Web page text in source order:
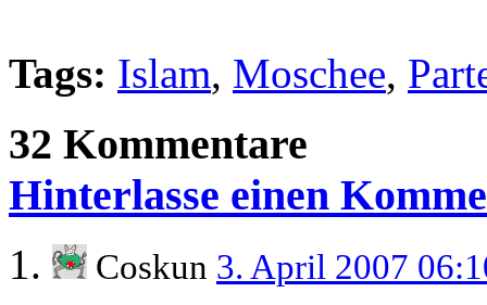
Tags: Islam, Moschee,
32 Kommentare
Hinterlasse einen
Coskun 3. April 2007